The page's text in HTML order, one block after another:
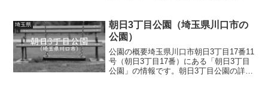
（前川3丁目40番）面積情報なし種別街区
公園施設...
埼玉県
朝日3丁目公園（埼玉県川口市の
公園）
公園の概要埼玉県川口市朝日3丁目17番11
号（朝日3丁目17番）にある「朝日3丁目
公園」の情報です。朝日3丁目公園の詳細